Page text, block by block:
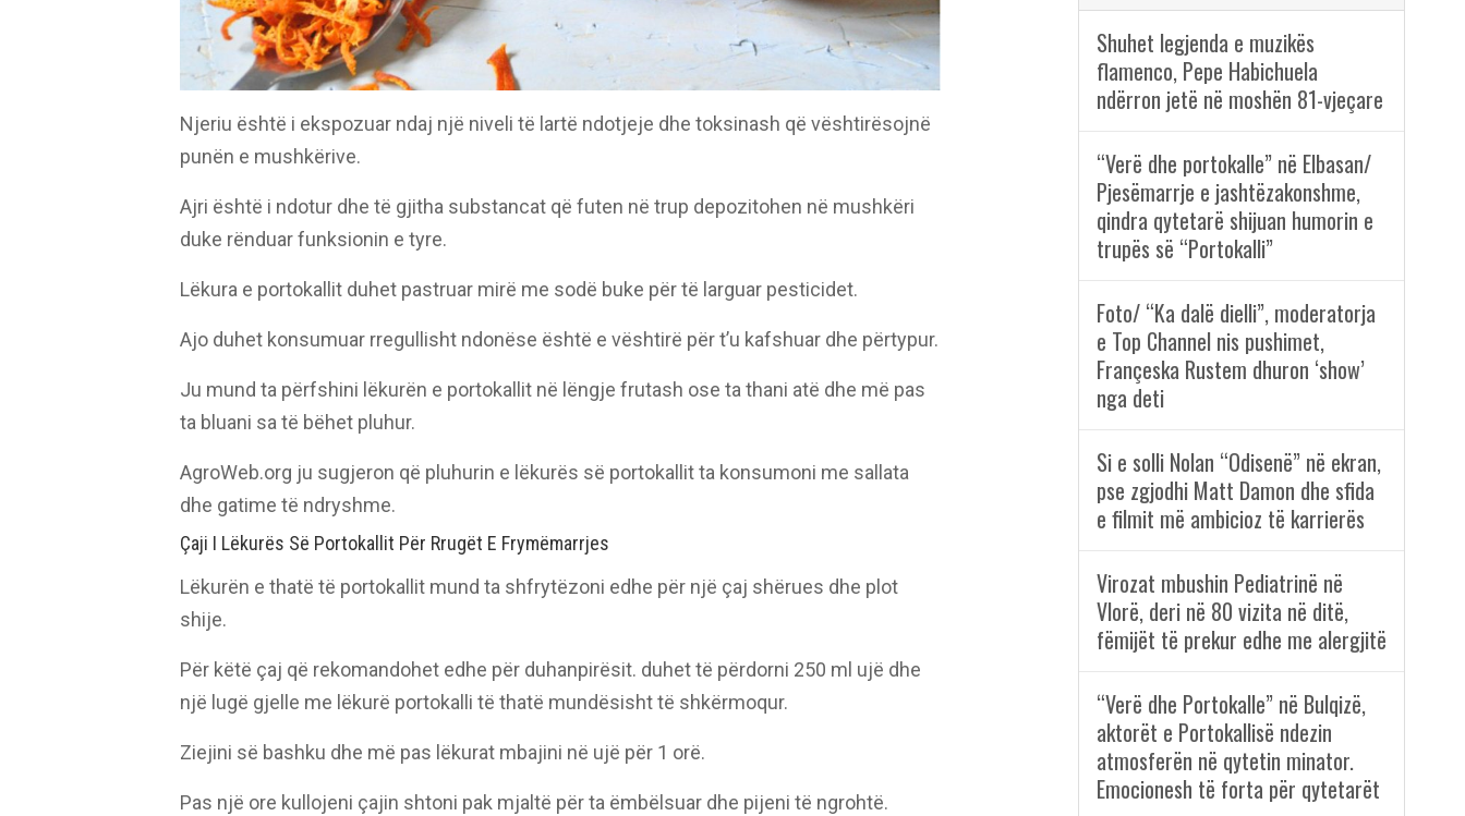
Njeriu është i ekspozuar ndaj një niveli të lartë ndotjeje dhe toksinash që vështirësojnë
punën e mushkërive.
Ajri është i ndotur dhe të gjitha substancat që futen në trup depozitohen në mushkëri
duke rënduar funksionin e tyre.
Lëkura e portokallit duhet pastruar mirë me sodë buke për të larguar pesticidet.
Ajo duhet konsumuar rregullisht ndonëse është e vështirë për t’u kafshuar dhe përtypur.
Ju mund ta përfshini lëkurën e portokallit në lëngje frutash ose ta thani atë dhe më pas
ta bluani sa të bëhet pluhur.
AgroWeb.org ju sugjeron që pluhurin e lëkurës së portokallit ta konsumoni me sallata
dhe gatime të ndryshme.
Çaji I Lëkurës Së Portokallit Për Rrugët E Frymëmarrjes
Lëkurën e thatë të portokallit mund ta shfrytëzoni edhe për një çaj shërues dhe plot
shije.
Për këtë çaj që rekomandohet edhe për duhanpirësit. duhet të përdorni 250 ml ujë dhe
një lugë gjelle me lëkurë portokalli të thatë mundësisht të shkërmoqur.
Ziejini së bashku dhe më pas lëkurat mbajini në ujë për 1 orë.
Pas një ore kullojeni çajin shtoni pak mjaltë për ta ëmbëlsuar dhe pijeni të ngrohtë.
Shuhet legjenda e muzikës
flamenco, Pepe Habichuela
ndërron jetë në moshën 81-vjeçare
“Verë dhe portokalle” në Elbasan/
Pjesëmarrje e jashtëzakonshme,
qindra qytetarë shijuan humorin e
trupës së “Portokalli”
Foto/ “Ka dalë dielli”, moderatorja
e Top Channel nis pushimet,
Françeska Rustem dhuron ‘show’
nga deti
Si e solli Nolan “Odisenë” në ekran,
pse zgjodhi Matt Damon dhe sfida
e filmit më ambicioz të karrierës
Virozat mbushin Pediatrinë në
Vlorë, deri në 80 vizita në ditë,
fëmijët të prekur edhe me alergjitë
“Verë dhe Portokalle” në Bulqizë,
aktorët e Portokallisë ndezin
atmosferën në qytetin minator.
Emocionesh të forta për qytetarët